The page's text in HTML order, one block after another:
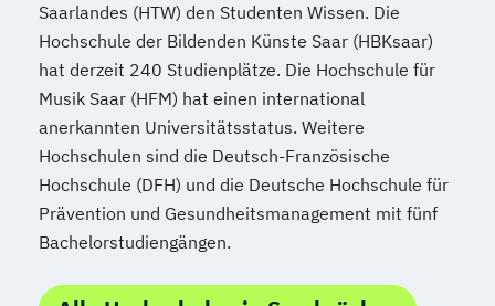
Saarlandes (HTW) den Studenten Wissen. Die
Hochschule der Bildenden Künste Saar (HBKsaar)
hat derzeit 240 Studienplätze. Die Hochschule für
Musik Saar (HFM) hat einen international
anerkannten Universitätsstatus. Weitere
Hochschulen sind die Deutsch-Französische
Hochschule (DFH) und die Deutsche Hochschule für
Prävention und Gesundheitsmanagement mit fünf
Bachelorstudiengängen.